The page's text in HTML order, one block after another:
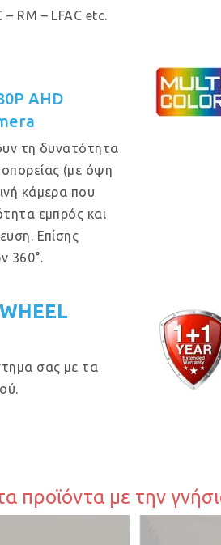
RM – LFAC etc.
AHD
τη δυνατότητα
(με όψη
κάμερα που
εμπρός και
Επίσης
360°.
σας με τα
προϊόντα με την